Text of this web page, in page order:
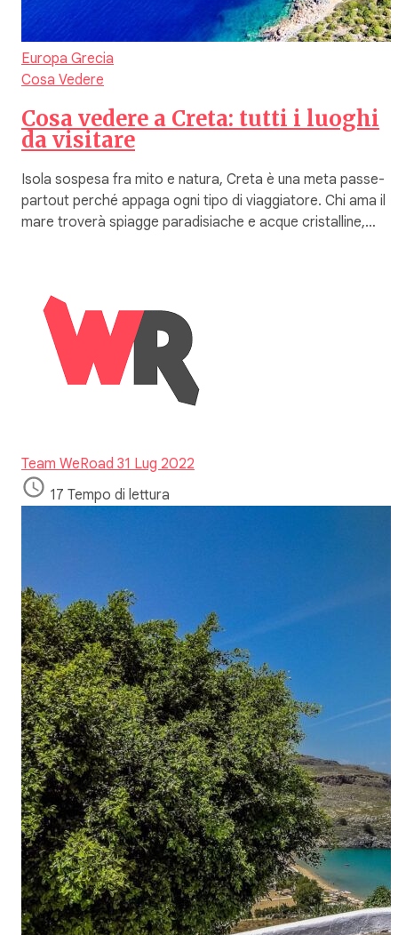
Europa Grecia
Cosa Vedere
Cosa vedere a Creta: tutti i luoghi
da visitare
Isola sospesa fra mito e natura, Creta è una meta passe-
partout perché appaga ogni tipo di viaggiatore. Chi ama il
mare troverà spiagge paradisiache e acque cristalline,…
Team WeRoad 31 Lug 2022
17 Tempo di lettura